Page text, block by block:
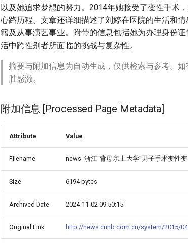
以及她追求梦想的努力。2014年她接受了变性手术
心路历程。文章还详细描述了刘婷在医院的生活和
籍及从事演艺事业。附带的信息包括她为办理身份
活中跨性别者所面临的挑战与复杂性。
摘要与附加信息为自动生成，仅供检索与参考。
胜感激。
附加信息 [Processed Page Metadata]
Attribute Value
Filename news_浙江“背母亲上大学”男子手术变性
Size 6194 bytes
Archived Date 2024-11-02 09:50:15
Original Link http://news.cnnb.com.cn/system/2015/